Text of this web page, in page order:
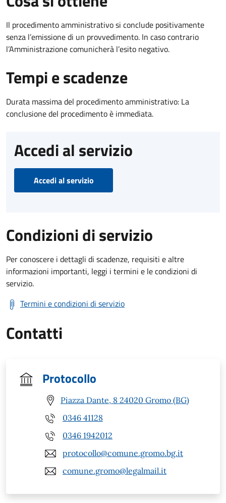
Il procedimento amministrativo si conclude positivamente
senza l’emissione di un provvedimento. In caso contrario
l’Amministrazione comunicherà l’esito negativo.
Tempi e scadenze
Durata massima del procedimento amministrativo: La
conclusione del procedimento è immediata.
Accedi al servizio
Accedi al servizio
Condizioni di servizio
Per conoscere i dettagli di scadenze, requisiti e altre
informazioni importanti, leggi i termini e le condizioni di
servizio.
Termini e condizioni di servizio
Contatti
Protocollo
Piazza Dante, 8 24020 Gromo (BG)
0346 41128
0346 1942012
protocollo@comune.gromo.bg.it
comune.gromo@legalmail.it